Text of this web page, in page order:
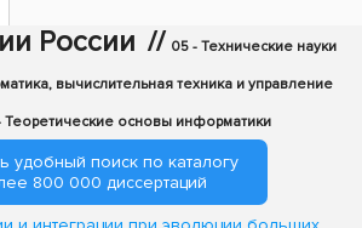
России // 05 - Технические науки
вычислительная техника и управление
- Теоретические основы информатики
удобный поиск по каталогу
800 000 диссертаций